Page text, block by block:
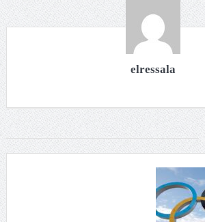
elressala